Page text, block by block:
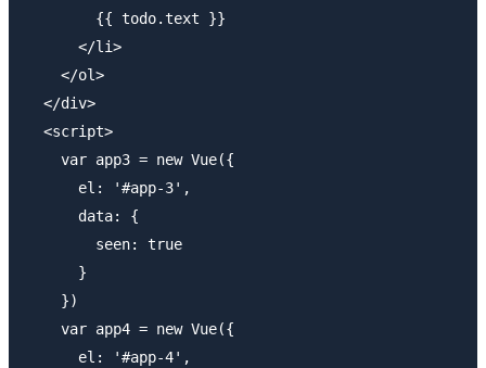
        {{ todo.text }}
      </li>
    </ol>
  </div>
  <script>
    var app3 = new Vue({
      el: '#app-3',
      data: {
        seen: true
      }
    })
    var app4 = new Vue({
      el: '#app-4',